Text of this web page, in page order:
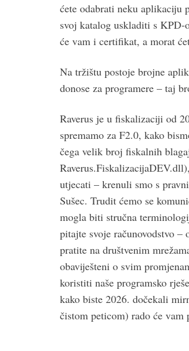
ćete odabrati neku aplikaciju
svoj katalog uskladiti s KPD-
će vam i certifikat, a morat
Na tržištu postoje brojne
donose za programere – taj
Raverus je u fiskalizaciji od
spremamo za F2.0, kako
čega velik broj fiskalnih
utjecati – krenuli smo s
Sušec. Trudit ćemo se
mogla biti stručna
pitajte svoje računovodstvo
pratite na društvenim
obaviješteni o svim
koristiti naše programsko
kako biste 2026. dočekali
čistom peticom) rado će